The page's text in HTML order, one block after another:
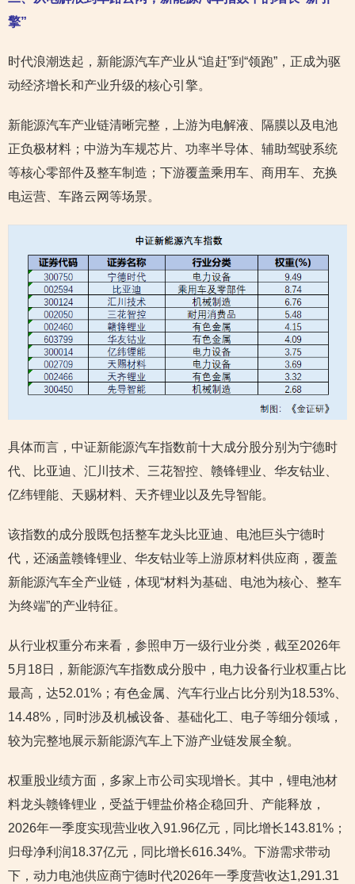
擎”
时代浪潮迭起，新能源汽车产业从“追赶”到“领跑”，正成为驱
动经济增长和产业升级的核心引擎。
新能源汽车产业链清晰完整，上游为电解液、隔膜以及电池
正负极材料；中游为车规芯片、功率半导体、辅助驾驶系统
等核心零部件及整车制造；下游覆盖乘用车、商用车、充换
电运营、车路云网等场景。
具体而言，中证新能源汽车指数前十大成分股分别为宁德时
代、比亚迪、汇川技术、三花智控、赣锋锂业、华友钴业、
亿纬锂能、天赐材料、天齐锂业以及先导智能。
该指数的成分股既包括整车龙头比亚迪、电池巨头宁德时
代，还涵盖赣锋锂业、华友钴业等上游原材料供应商，覆盖
新能源汽车全产业链，体现“材料为基础、电池为核心、整车
为终端”的产业特征。
从行业权重分布来看，参照申万一级行业分类，截至2026年
5月18日，新能源汽车指数成分股中，电力设备行业权重占比
最高，达52.01%；有色金属、汽车行业占比分别为18.53%、
14.48%，同时涉及机械设备、基础化工、电子等细分领域，
较为完整地展示新能源汽车上下游产业链发展全貌。
权重股业绩方面，多家上市公司实现增长。其中，锂电池材
料龙头赣锋锂业，受益于锂盐价格企稳回升、产能释放，
2026年一季度实现营业收入91.96亿元，同比增长143.81%；
归母净利润18.37亿元，同比增长616.34%。下游需求带动
下，动力电池供应商宁德时代2026年一季度营收达1,291.31